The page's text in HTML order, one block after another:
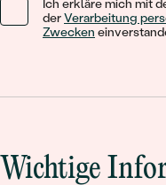
Ich erkläre mich mit
derVerarbeitung
Zwecken
Wichtige